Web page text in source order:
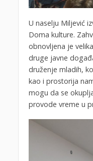
U naselju Miljević
Doma kulture.
obnovljena je
druge javne
druženje mladih,
kao i prostorija
mogu da se
provode vreme u